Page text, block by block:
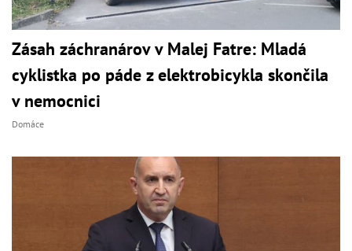
Zásah záchranárov v Malej Fatre: Mladá
cyklistka po páde z elektrobicykla skončila
v nemocnici
Domáce